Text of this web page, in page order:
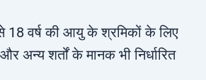
18 वर्ष की आयु के श्रमिकों के लिए
अन्य शर्तों के मानक भी निर्धारित